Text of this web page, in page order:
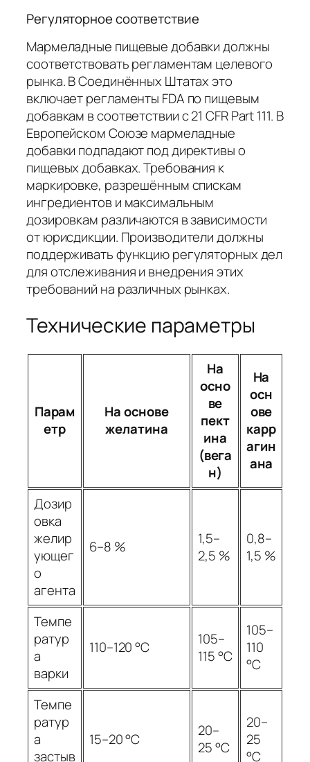
Регуляторное соответствие
Мармеладные пищевые добавки должны
соответствовать регламентам целевого
рынка. В Соединённых Штатах это
включает регламенты FDA по пищевым
добавкам в соответствии с 21 CFR Part 111. В
Европейском Союзе мармеладные
добавки подпадают под директивы о
пищевых добавках. Требования к
маркировке, разрешённым спискам
ингредиентов и максимальным
дозировкам различаются в зависимости
от юрисдикции. Производители должны
поддерживать функцию регуляторных дел
для отслеживания и внедрения этих
требований на различных рынках.
Технические параметры
Парам
етр
На основе
желатина
На
осно
ве
пект
ина
(вега
н)
На
осн
ове
карр
агин
ана
Дозир
овка
желир
ующег
о
агента
6–8 %
1,5–
2,5 %
0,8–
1,5 %
Темпе
ратур
а
варки
110–120 °C
105–
115 °C
105–
110
°C
Темпе
ратур
а
застыв
15–20 °C
20–
25 °C
20–
25
°C